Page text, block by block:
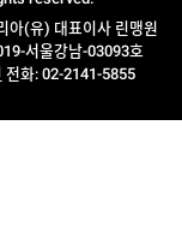
아(유) 대표이사 린맹원
서울강남-03093호
전화: 02-2141-5855